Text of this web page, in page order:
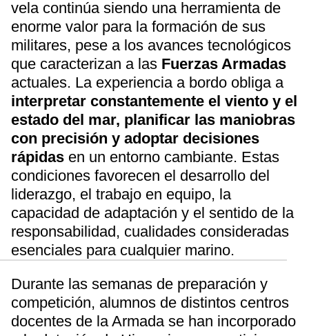
vela continúa siendo una herramienta de
enorme valor para la formación de sus
militares, pese a los avances tecnológicos
que caracterizan a las Fuerzas Armadas
actuales. La experiencia a bordo obliga a
interpretar constantemente el viento y el
estado del mar, planificar las maniobras
con precisión y adoptar decisiones
rápidas en un entorno cambiante. Estas
condiciones favorecen el desarrollo del
liderazgo, el trabajo en equipo, la
capacidad de adaptación y el sentido de la
responsabilidad, cualidades consideradas
esenciales para cualquier marino.
Durante las semanas de preparación y
competición, alumnos de distintos centros
docentes de la Armada se han incorporado